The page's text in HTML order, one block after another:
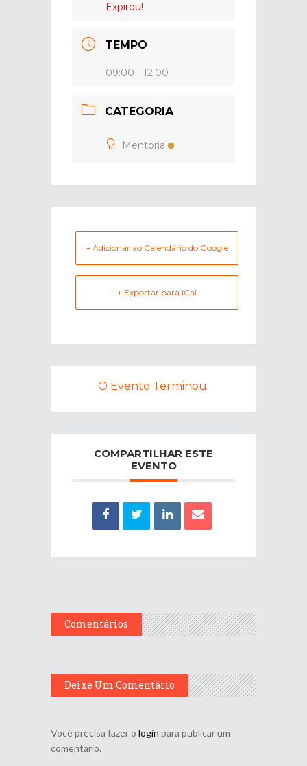
Expirou!
TEMPO
09:00 - 12:00
CATEGORIA
Mentoria
+ Adicionar ao Calendário do Google
+ Exportar para iCal
O Evento Terminou.
COMPARTILHAR ESTE
EVENTO
Comentários
Deixe Um Comentário
Você precisa fazer o login para publicar um
comentário.